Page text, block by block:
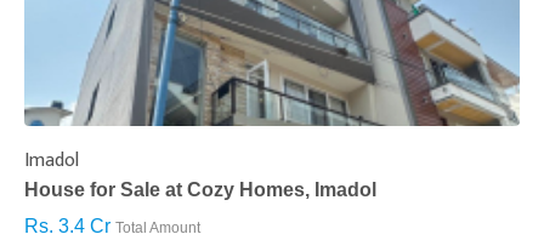
Imadol
House for Sale at Cozy Homes, Imadol
Rs. 3.4 Cr Total Amount